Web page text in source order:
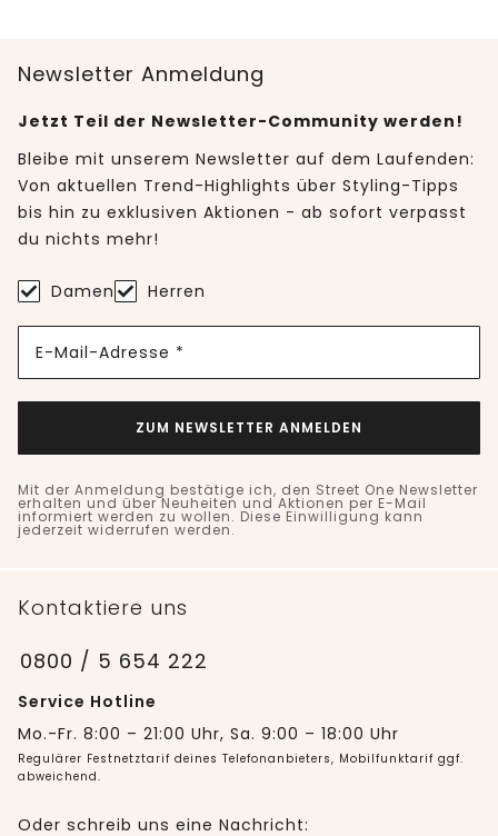
Newsletter Anmeldung
Jetzt Teil der Newsletter-Community werden!
Bleibe mit unserem Newsletter auf dem Laufenden:
Von aktuellen Trend-Highlights über Styling-Tipps
bis hin zu exklusiven Aktionen - ab sofort verpasst
du nichts mehr!
Damen Herren
E-Mail-Adresse *
ZUM NEWSLETTER ANMELDEN
Mit der Anmeldung bestätige ich, den Street One Newsletter
erhalten und über Neuheiten und Aktionen per E-Mail
informiert werden zu wollen. Diese Einwilligung kann
jederzeit widerrufen werden.
Kontaktiere uns
0800 / 5 654 222
Service Hotline
Mo.-Fr. 8:00 – 21:00 Uhr, Sa. 9:00 – 18:00 Uhr
Regulärer Festnetztarif deines Telefonanbieters, Mobilfunktarif ggf.
abweichend.
Oder schreib uns eine Nachricht: